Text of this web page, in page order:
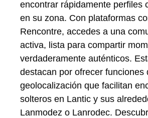
encontrar rápidamente perfiles
en su zona. Con plataformas
Rencontre, accedes a una
activa, lista para compartir
verdaderamente auténticos.
destacan por ofrecer funciones
geolocalización que facilitan
solteros en Lantic y sus
Lanmodez o Lanrodec.